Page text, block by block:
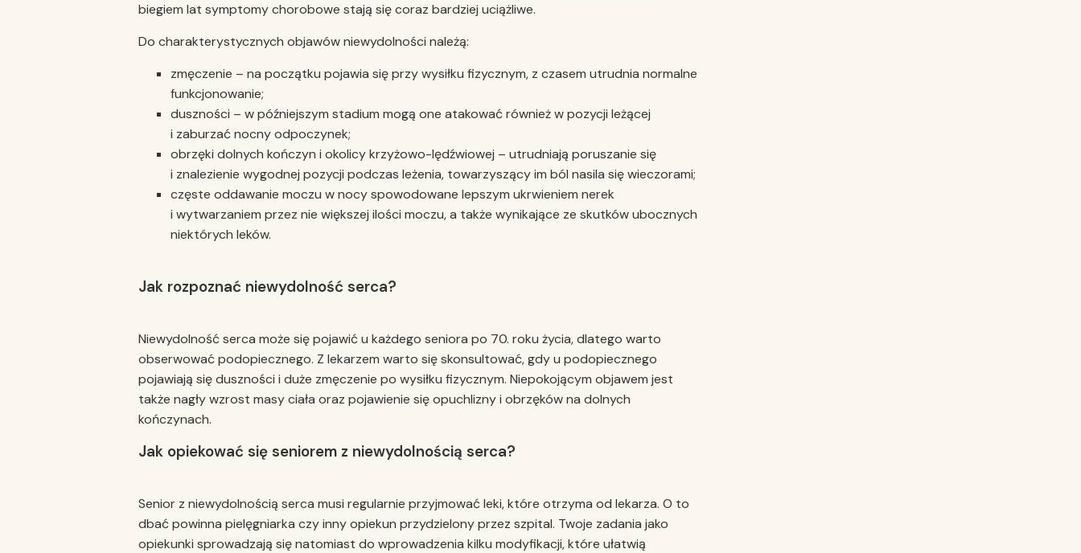
biegiem lat symptomy chorobowe stają się coraz bardziej uciążliwe.
Do charakterystycznych objawów niewydolności należą:
zmęczenie – na początku pojawia się przy wysiłku fizycznym, z czasem utrudnia normalne
funkcjonowanie;
duszności – w późniejszym stadium mogą one atakować również w pozycji leżącej
i zaburzać nocny odpoczynek;
obrzęki dolnych kończyn i okolicy krzyżowo-lędźwiowej – utrudniają poruszanie się
i znalezienie wygodnej pozycji podczas leżenia, towarzyszący im ból nasila się wieczorami;
częste oddawanie moczu w nocy spowodowane lepszym ukrwieniem nerek
i wytwarzaniem przez nie większej ilości moczu, a także wynikające ze skutków ubocznych
niektórych leków.
Jak rozpoznać niewydolność serca?
Niewydolność serca może się pojawić u każdego seniora po 70. roku życia, dlatego warto
obserwować podopiecznego. Z lekarzem warto się skonsultować, gdy u podopiecznego
pojawiają się duszności i duże zmęczenie po wysiłku fizycznym. Niepokojącym objawem jest
także nagły wzrost masy ciała oraz pojawienie się opuchlizny i obrzęków na dolnych
kończynach.
Jak opiekować się seniorem z niewydolnością serca?
Senior z niewydolnością serca musi regularnie przyjmować leki, które otrzyma od lekarza. O to
dbać powinna pielęgniarka czy inny opiekun przydzielony przez szpital. Twoje zadania jako
opiekunki sprowadzają się natomiast do wprowadzenia kilku modyfikacji, które ułatwią